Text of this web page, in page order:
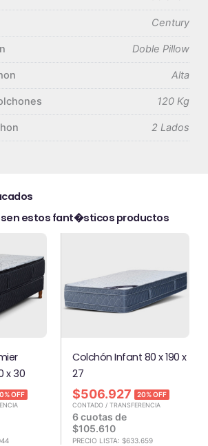
Century
Doble Pillow
Alta
120 Kg
2 Lados
estos fant�sticos productos
x 30
OFF
Colchón Infant 80 x 190 x
27
$506.927 20% OFF
CONTADO / TRANSFERENCIA
6 cuotas de
$105.610
PRECIO LISTA: $633.659